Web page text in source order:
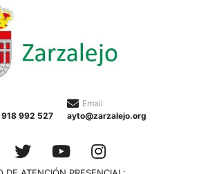
992 527
Email
ayto@zarzalejo.org